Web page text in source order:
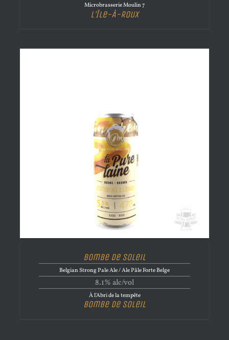
Microbrasserie Moulin 7
L’Île-À-Roux
Bombe de Soleil
Belgian Strong Pale Ale / Ale Pâle Forte Belge
8.1% alc/vol
À l'Abri de la tempête
Bombe de Soleil